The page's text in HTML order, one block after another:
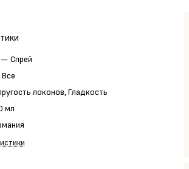
— Спрей
Все
локонов, Гладкость
мл